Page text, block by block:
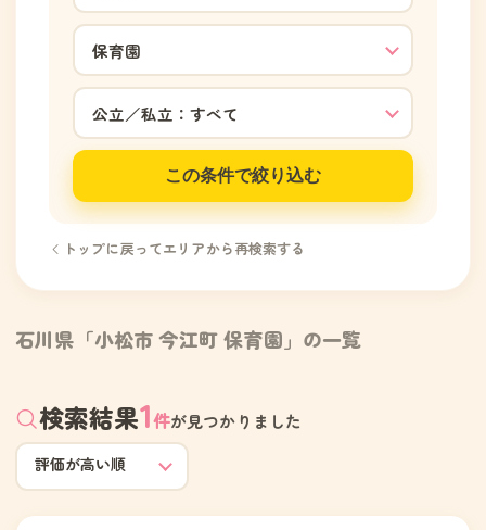
この条件で絞り込む
トップに戻ってエリアから再検索する
石川県「小松市 今江町 保育園」の一覧
検索結果1件が見つかりました